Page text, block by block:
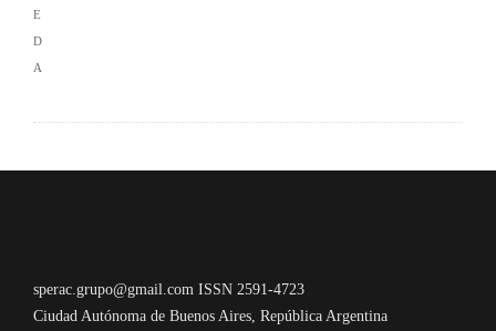
sperac.grupo@gmail.com ISSN 2591-4723
Ciudad Autónoma de Buenos Aires, República Argentina